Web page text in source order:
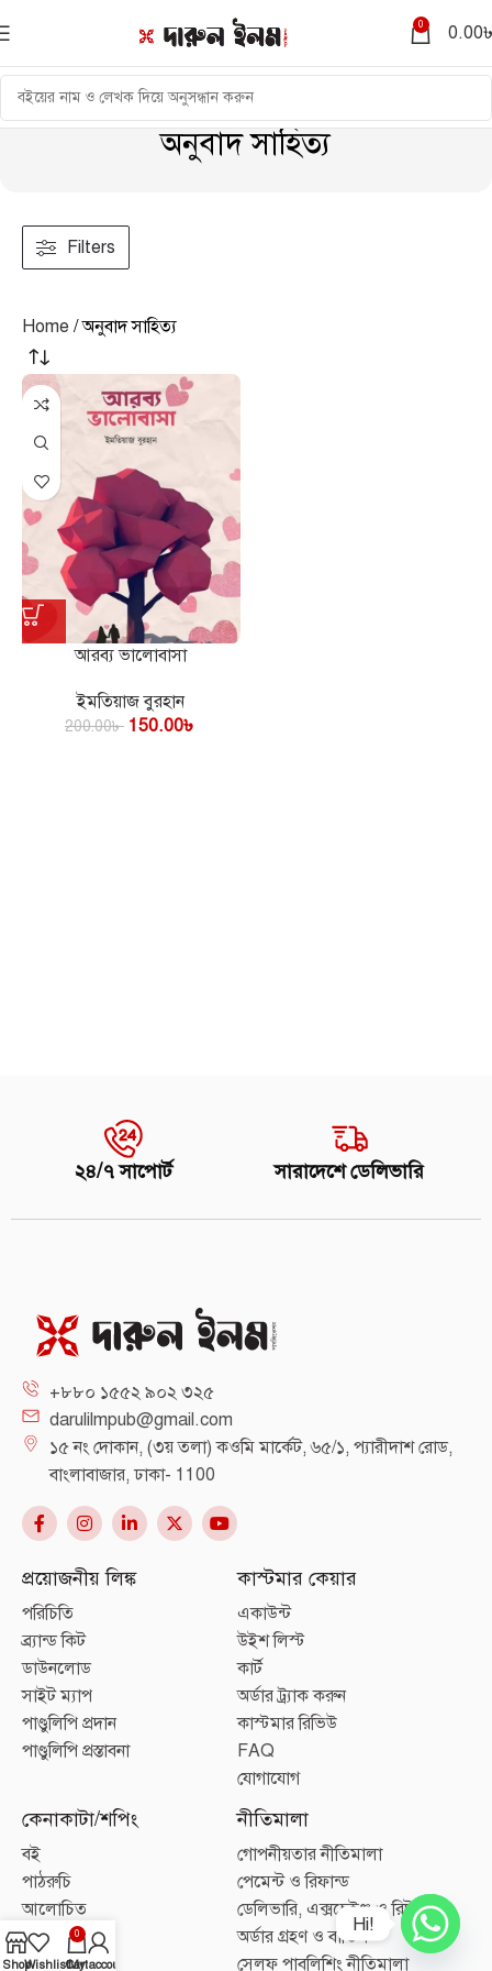
0 0.00
অনুবাদ সাহিত্য
Filters
Home অনুবাদ সাহিত্য
আরব্য ভালোবাসা
ইমতিয়াজ বুরহান
200.00৳ 150.00৳
২৪/৭ সাপোর্ট সারাদেশে ডেলিভারি
+৮৮০ ১৫৫২ ৯০২ ৩২৫
darulilmpub@gmail.com
১৫ নং দোকান, (৩য় তলা) কওমি মার্কেট, ৬৫/১, প্যারীদাশ রোড,
বাংলাবাজার, ঢাকা- 1100
প্রয়োজনীয় লিঙ্ক
পরিচিতি
ব্র্যান্ড কিট
ডাউনলোড
সাইট ম্যাপ
পাণ্ডুলিপি প্রদান
পাণ্ডুলিপি প্রস্তাবনা
কাস্টমার কেয়ার
একাউন্ট
উইশ লিস্ট
কার্ট
অর্ডার ট্র্যাক করুন
কাস্টমার রিভিউ
FAQ
যোগাযোগ
কেনাকাটা/শপিং
বই
পাঠরুচি
আলোচিত
লেখক
প্যাকেজ
নীতিমালা
গোপনীয়তার নীতিমালা
পেমেন্ট ও রিফান্ড
ডেলিভারি, এক্সচেইঞ্জ ও রিটার্ন
অর্ডার গ্রহণ ও বাতিল
সেলফ পাবলিশিং নীতিমালা
ShopWishlist
0
Cart
My account
Hi!